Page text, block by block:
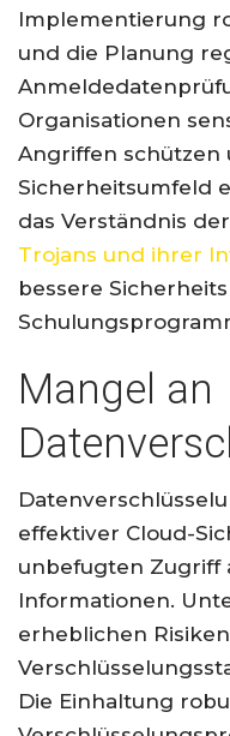
Implementierung
und die Planung
Organisationen
Angriffen schützen
Sicherheitsumfeld
das Verständnis
Trojans und ihrer
bessere
Mangel an
effektiver Cloud-
unbefugten Zugriff
Informationen.
erheblichen
Die Einhaltung